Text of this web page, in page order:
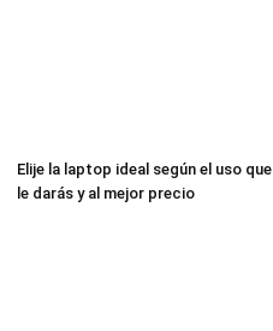
Elije la laptop ideal según el uso que
le darás y al mejor precio